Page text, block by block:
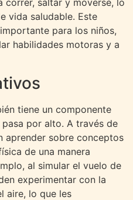
vida saludable. Este
para los niños,
habilidades motoras y a
tiene un componente
por alto. A través de
aprender sobre conceptos
de una manera
al simular el vuelo de
experimentar con la
aire, lo que les